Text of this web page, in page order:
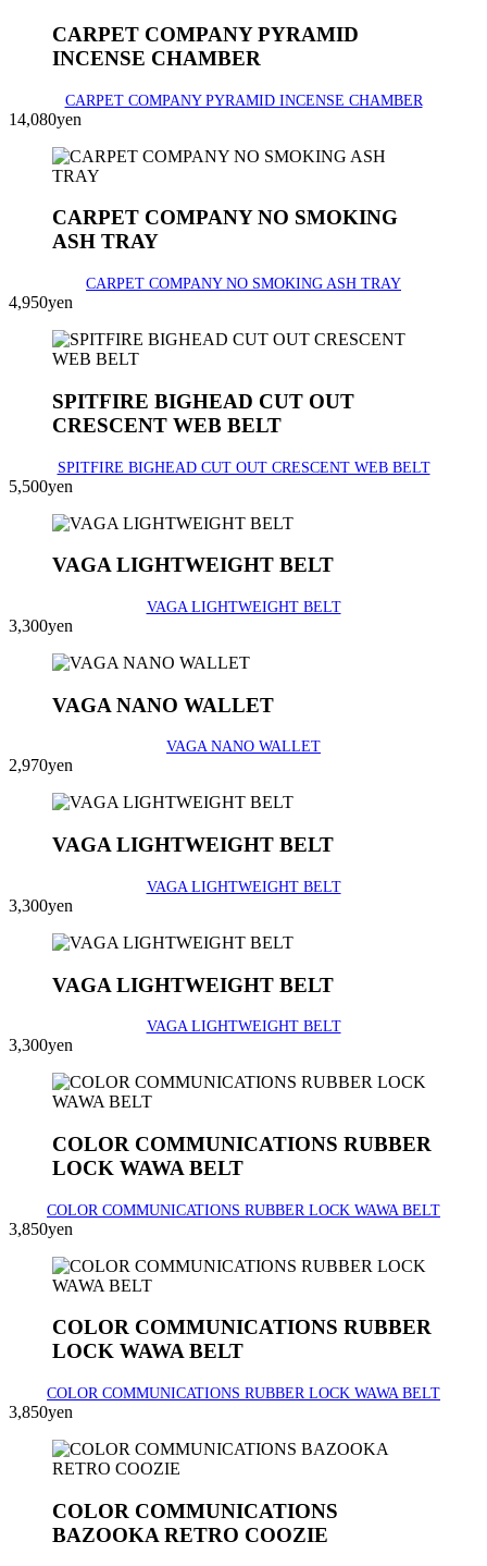
CARPET COMPANY PYRAMID
INCENSE CHAMBER
CARPET COMPANY PYRAMID INCENSE CHAMBER
14,080yen
CARPET COMPANY NO SMOKING
ASH TRAY
CARPET COMPANY NO SMOKING ASH TRAY
4,950yen
SPITFIRE BIGHEAD CUT OUT
CRESCENT WEB BELT
SPITFIRE BIGHEAD CUT OUT CRESCENT WEB BELT
5,500yen
VAGA LIGHTWEIGHT BELT
VAGA LIGHTWEIGHT BELT
3,300yen
VAGA NANO WALLET
VAGA NANO WALLET
2,970yen
VAGA LIGHTWEIGHT BELT
VAGA LIGHTWEIGHT BELT
3,300yen
VAGA LIGHTWEIGHT BELT
VAGA LIGHTWEIGHT BELT
3,300yen
COLOR COMMUNICATIONS RUBBER
LOCK WAWA BELT
COLOR COMMUNICATIONS RUBBER LOCK WAWA BELT
3,850yen
COLOR COMMUNICATIONS RUBBER
LOCK WAWA BELT
COLOR COMMUNICATIONS RUBBER LOCK WAWA BELT
3,850yen
COLOR COMMUNICATIONS
BAZOOKA RETRO COOZIE